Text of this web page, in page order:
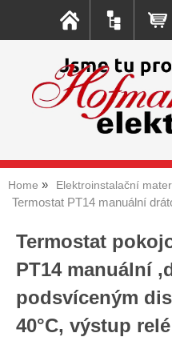
Home Elektroinstalační
Termostat PT14 manuální
Termostat
PT14 manuální
podsvíceným
40°C, výstup